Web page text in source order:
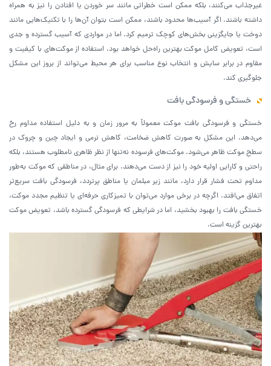
غیرجذاب می‌کنند، بلکه ممکن است خطراتی مانند سر خوردن یا افتادن را نیز به همراه
داشته باشند. اگر آسیب‌ها محدود باشند، ممکن است بتوان آن‌ها را با تکنیک‌هایی مانند
دوخت یا جایگزینی بخش‌های کوچک ترمیم کرد. اما در مواردی که آسیب گسترده و جدی
است، تعویض کامل موکت بهترین راه‌حل خواهد بود. استفاده از موکت‌های با کیفیت و
مقاوم در برابر سایش و انتخاب نوع مناسب برای هر محیط می‌تواند از بروز این مشکل
جلوگیری کند.
خستگی و فرسودگی بافت
خستگی و فرسودگی بافت موکت معمولاً به مرور زمان و به دلیل استفاده مداوم رخ
می‌دهد. این مشکل به صورت کاهش ضخامت، کاهش نرمی و ایجاد چین و چروک در
سطح موکت ظاهر می‌شود. موکت‌های فرسوده نه‌تنها از نظر ظاهری نامطلوب هستند، بلکه
راحتی و کارایی اولیه خود را نیز از دست می‌دهند. برای مثال، در مناطقی که موکت به‌طور
مداوم تحت فشار قرار دارد، مانند زیر مبلمان یا مناطق پرتردد، فرسودگی بافت سریع‌تر
اتفاق می‌افتد. اگرچه در برخی موارد می‌توان با تمیزکاری حرفه‌ای یا تنظیم مجدد موکت،
خستگی بافت را بهبود بخشید، اما در شرایطی که فرسودگی گسترده باشد، تعویض موکت
بهترین گزینه است.